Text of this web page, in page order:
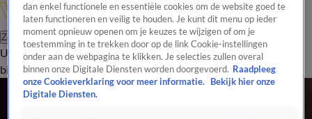
Zoeken
UitzendingenVandaag InsideDe OranjezomerShopUitzending
bijwonen
dan enkel functionele en essentiële cookies om de website goed te
laten functioneren en veilig te houden. Je kunt dit menu op ieder
moment opnieuw openen om je keuzes te wijzigen of om je
toestemming in te trekken door op de link Cookie-instellingen
onder aan de webpagina te klikken. Je selecties zullen overal
binnen onze Digitale Diensten worden doorgevoerd. Raadpleeg
onze Cookieverklaring voor meer informatie.
Bekijk hier onze
Digitale Diensten.